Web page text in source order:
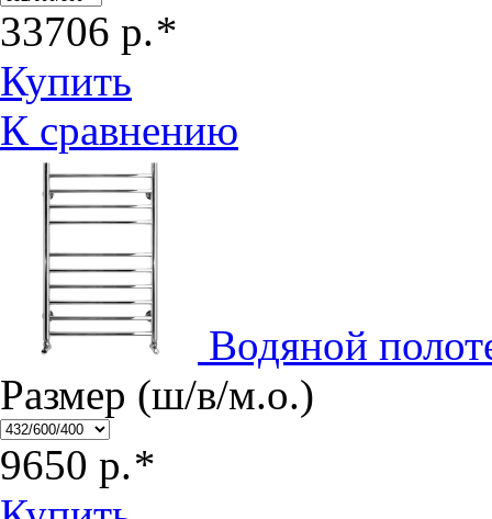
33706 р.*
Купить
К сравнению
Водяной
Размер (ш/в/м.о.)
9650 р.*